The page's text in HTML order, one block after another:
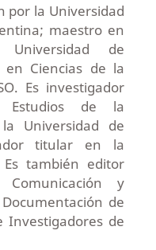
por la Universidad
maestro en
de
en Ciencias de la
Es investigador
Estudios de la
Universidad de
titular en la
Es también editor
y
de
Investigadores de